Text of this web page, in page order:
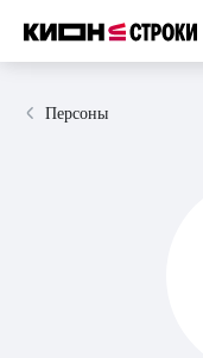
Персоны